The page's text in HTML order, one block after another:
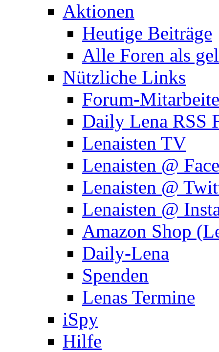
Aktionen
Heutige Beiträge
Alle Foren als
Nützliche Links
Forum-
Daily Lena RSS
Lenaisten TV
Lenaisten @
Lenaisten @
Lenaisten @
Amazon Shop
Daily-Lena
Spenden
Lenas Termine
iSpy
Hilfe